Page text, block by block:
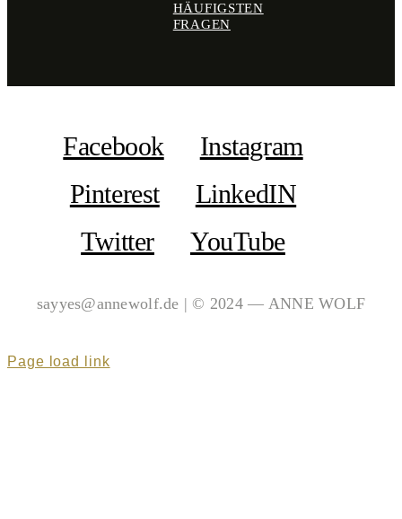
HÄUFIGSTEN
FRAGEN
Facebook
Instagram
Pinterest
LinkedIN
Twitter
YouTube
sayyes@annewolf.de | © 2024 — ANNE WOLF
Page load link